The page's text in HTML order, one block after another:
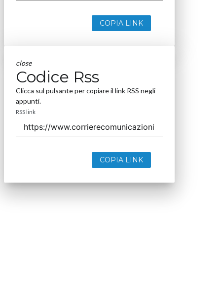
COPIA LINK
close
Codice Rss
Clicca sul pulsante per copiare il link RSS negli
appunti.
RSS link
COPIA LINK